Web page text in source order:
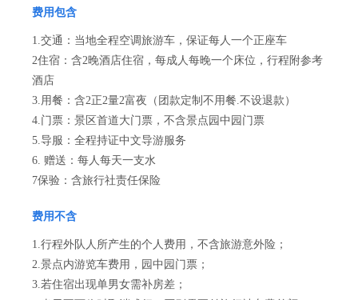
费用包含
1.交通：当地全程空调旅游车，保证每人一个正座车
2住宿：含2晚酒店住宿，每成人每晚一个床位，行程附参考
酒店
3.用餐：含2正2量2富夜（团款定制不用餐.不设退款）
4.门票：景区首道大门票，不含景点园中园门票
5.导服：全程持证中文导游服务
6. 赠送：每人每天一支水
7保验：含旅行社责任保险
费用不含
1.行程外队人所产生的个人费用，不含旅游意外险；
2.景点内游览车费用，园中园门票；
3.若住宿出现单男女需补房差；